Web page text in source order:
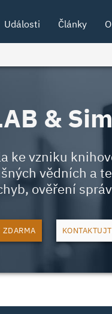
Události Články
&
ke vzniku
vědních a
ověření
ZDARMA